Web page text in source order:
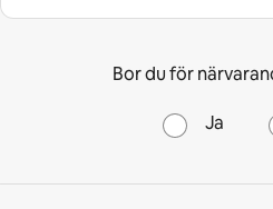
Bor du för
Ja